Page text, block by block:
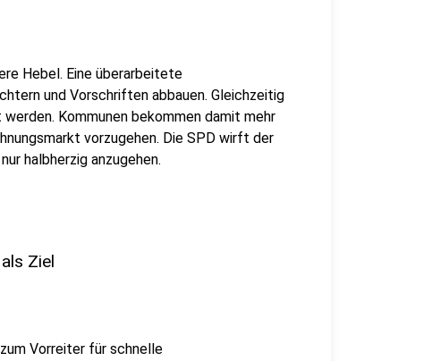
Hebel. Eine überarbeitete
und Vorschriften abbauen. Gleichzeitig
Kommunen bekommen damit mehr
vorzugehen. Die SPD wirft der
halbherzig anzugehen.
Ziel
Vorreiter für schnelle